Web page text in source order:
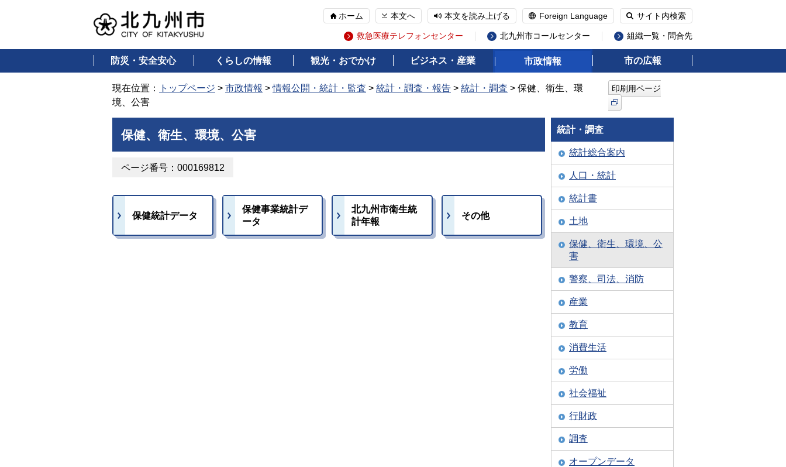
ホーム 本文へ 本文を読み上げる Foreign Language サイト内検索
救急医療テレフォンセンター 北九州市コールセンター 組織一覧・問合先
防災・安全安心 くらしの情報 観光・おでかけ ビジネス・産業 市政情報 市の広報
現在位置： トップページ > 市政情報 >情報公開・統計・監査 > 統計・調査・報告 > 統計・調査 > 保健、衛生、環
境、公害
印刷用ページ
保健、衛生、環境、公害
ページ番号：000169812
保健統計データ
保健事業統計デ
ータ
北九州市衛生統
計年報
その他
統計・調査
統計総合案内
人口・統計
統計書
土地
保健、衛生、環境、公
害
警察、司法、消防
産業
教育
消費生活
労働
社会福祉
行財政
調査
オープンデータ